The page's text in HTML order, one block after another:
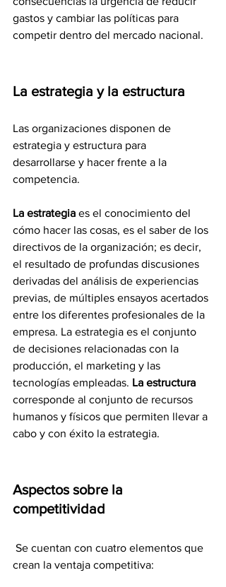
gastos y cambiar las políticas para
competir dentro del mercado nacional.
La estrategia y la estructura
Las organizaciones disponen de
estrategia y estructura para
desarrollarse y hacer frente a la
competencia.
La estrategia es el conocimiento del
cómo hacer las cosas, es el saber de los
directivos de la organización; es decir,
el resultado de profundas discusiones
derivadas del análisis de experiencias
previas, de múltiples ensayos acertados
entre los diferentes profesionales de la
empresa. La estrategia es el conjunto
de decisiones relacionadas con la
producción, el marketing y las
tecnologías empleadas. La estructura
corresponde al conjunto de recursos
humanos y físicos que permiten llevar a
cabo y con éxito la estrategia.
Aspectos sobre la
competitividad
crean la ventaja competitiva: